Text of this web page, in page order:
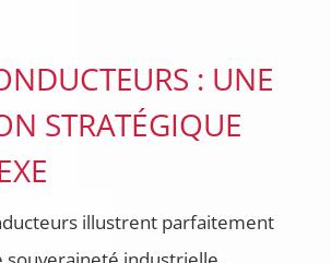
: UNE
STRATÉGIQUE
illustrent parfaitement